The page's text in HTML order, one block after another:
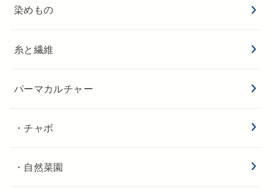
染めもの
糸と繊維
パーマカルチャー
・チャボ
・自然菜園